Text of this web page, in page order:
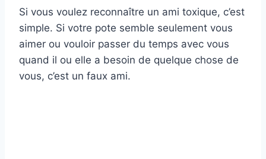
Si vous voulez reconnaître un ami toxique, c’est
simple. Si votre pote semble seulement vous
aimer ou vouloir passer du temps avec vous
quand il ou elle a besoin de quelque chose de
vous, c’est un faux ami.